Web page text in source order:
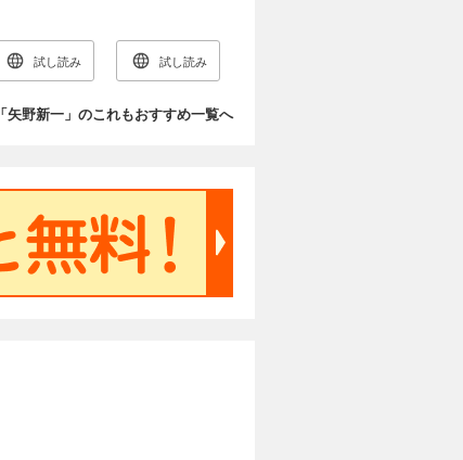
試し読み 試し読み
「矢野新一」のこれもおすすめ一覧へ